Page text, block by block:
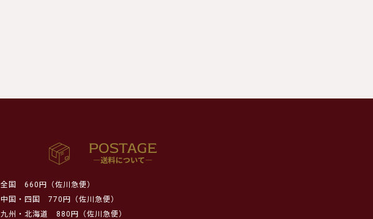
全国
660円（佐川急便）
中国・四国
770円（佐川急便）
九州・北海道
880円（佐川急便）